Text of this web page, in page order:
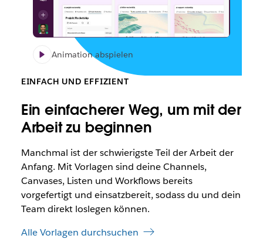
Animation abspielen
EINFACH UND EFFIZIENT
Ein einfacherer Weg, um mit der
Arbeit zu beginnen
Manchmal ist der schwierigste Teil der Arbeit der
Anfang. Mit Vorlagen sind deine Channels,
Canvases, Listen und Workflows bereits
vorgefertigt und einsatzbereit, sodass du und dein
Team direkt loslegen können.
Alle Vorlagen durchsuchen